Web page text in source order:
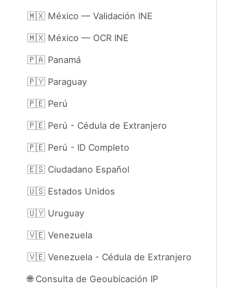
🇲🇽 México — Validación INE
🇲🇽 México — OCR INE
🇵🇦 Panamá
🇵🇾 Paraguay
🇵🇪 Perú
🇵🇪 Perú - Cédula de Extranjero
🇵🇪 Perú - ID Completo
🇪🇸 Ciudadano Español
🇺🇸 Estados Unidos
🇺🇾 Uruguay
🇻🇪 Venezuela
🇻🇪 Venezuela - Cédula de Extranjero
🌐 Consulta de Geoubicación IP